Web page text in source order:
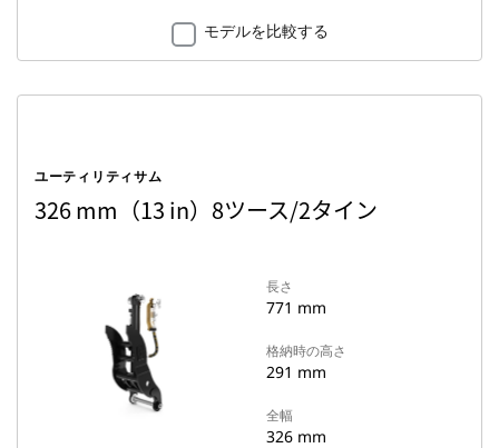
モデルを比較する
ユーティリティサム
326 mm（13 in）8ツース/2タイン
長さ
771 mm
格納時の高さ
291 mm
全幅
326 mm